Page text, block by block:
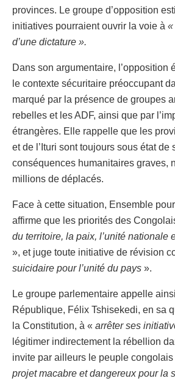
provinces. Le groupe d’opposition
initiatives pourraient ouvrir la voie à «
d’une dictature ».
Dans son argumentaire, l’opposition
le contexte sécuritaire préoccupant
marqué par la présence de groupes
rebelles et les ADF, ainsi que par
étrangères. Elle rappelle que les
et de l’Ituri sont toujours sous état de
conséquences humanitaires graves,
millions de déplacés.
Face à cette situation, Ensemble
affirme que les priorités des
du territoire, la paix, l’unité nationale
», et juge toute initiative de révision
suicidaire pour l’unité du pays ».
Le groupe parlementaire appelle
République, Félix Tshisekedi, en sa
la Constitution, à « arrêter ses
légitimer indirectement la rébellion
invite par ailleurs le peuple congolais
projet macabre et dangereux pour la